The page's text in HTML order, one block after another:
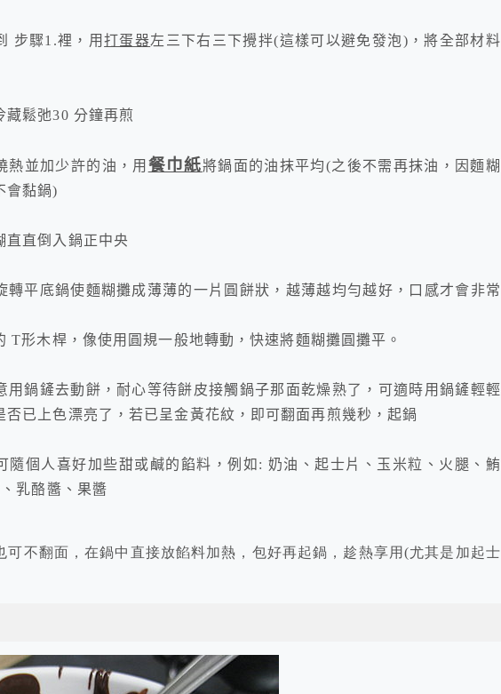
步驟1.裡，用打蛋器左三下右三下攪拌(這樣可以避免發泡) ，將全部材料
藏鬆弛30 分鐘再煎
熱並加少許的油，用 餐巾紙將鍋面的油抹平均(之後不需再抹油，因麵糊
會黏鍋)
直直倒入鍋正中央
轉平底鍋使麵糊攤成薄薄的一片圓餅狀，越薄越均勻越好，口感才會非常
T形木桿，像使用圓規一般地轉動，快速將麵糊攤圓攤平。
用鍋鏟去動餅，耐心等待餅皮接觸鍋子那面乾燥熟了，可適時用鍋鏟輕輕
否已上色漂亮了，若已呈金黃花紋，即可翻面再煎幾秒，起鍋
隨個人喜好加些甜或鹹的餡料，例如 : 奶油、起士片、玉米粒、火腿、鮪
乳酪醬、果醬
可不翻面，在鍋中直接放餡料加熱，包好再起鍋，趁熱享用(尤其是加起士